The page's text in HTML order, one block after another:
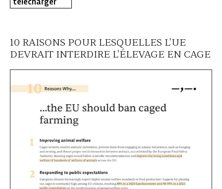
10 RAISONS POUR LESQUELLES L'UE
DEVRAIT INTERDIRE L'ÉLEVAGE EN CAGE